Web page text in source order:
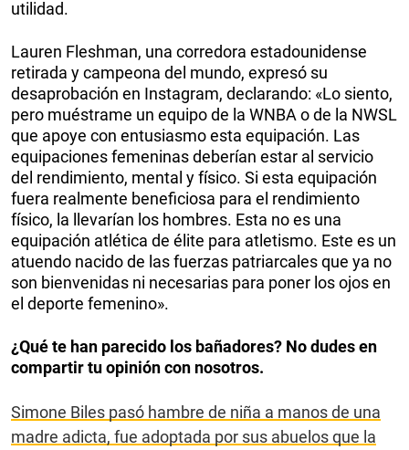
utilidad.
Lauren Fleshman, una corredora estadounidense
retirada y campeona del mundo, expresó su
desaprobación en Instagram, declarando: «Lo siento,
pero muéstrame un equipo de la WNBA o de la NWSL
que apoye con entusiasmo esta equipación. Las
equipaciones femeninas deberían estar al servicio
del rendimiento, mental y físico. Si esta equipación
fuera realmente beneficiosa para el rendimiento
físico, la llevarían los hombres. Esta no es una
equipación atlética de élite para atletismo. Este es un
atuendo nacido de las fuerzas patriarcales que ya no
son bienvenidas ni necesarias para poner los ojos en
el deporte femenino».
¿Qué te han parecido los bañadores? No dudes en
compartir tu opinión con nosotros.
Simone Biles pasó hambre de niña a manos de una
madre adicta, fue adoptada por sus abuelos que la